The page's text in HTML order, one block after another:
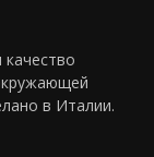
качество
в Италии.